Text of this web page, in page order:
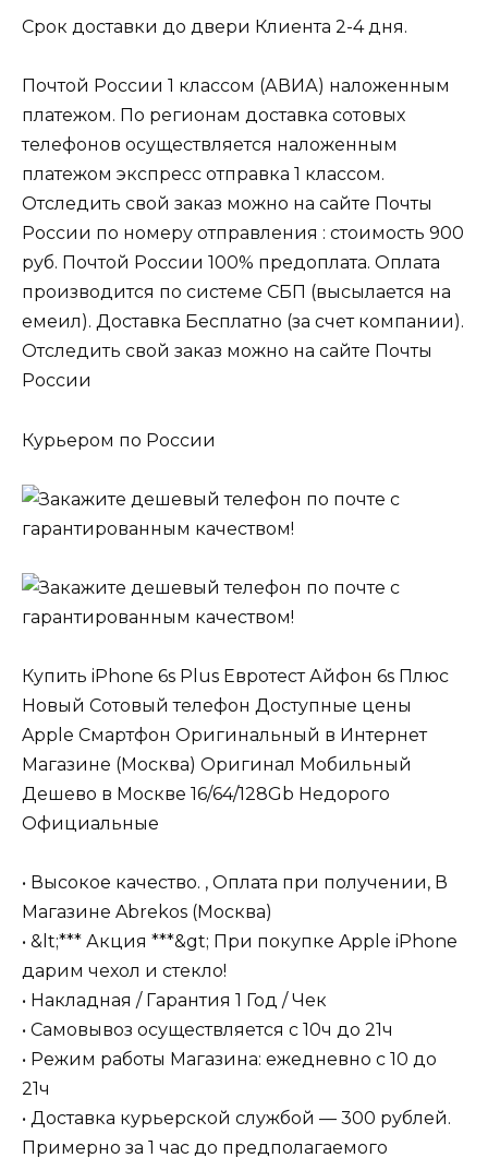
Срок доставки до двери Клиента 2-4 дня.
Почтой России 1 классом (АВИА) наложенным
платежом. По регионам доставка сотовых
телефонов осуществляется наложенным
платежом экспресс отправка 1 классом.
Отследить свой заказ можно на сайте Почты
России по номеру отправления : стоимость 900
руб. Почтой России 100% предоплата. Оплата
производится по системе СБП (высылается на
емеил). Доставка Бесплатно (за счет компании).
Отследить свой заказ можно на сайте Почты
России
Курьером по России
Купить iPhone 6s Plus Евротест Айфон 6s Плюс
Новый Сотовый телефон Доступные цены
Apple Смартфон Оригинальный в Интернет
Магазине (Москва) Оригинал Мобильный
Дешево в Москве 16/64/128Gb Недорого
Официальные
• Высокое качество. , Оплата при получении, В
Магазине Abrekos (Москва)
• &lt;*** Акция ***&gt; При покупке Apple iPhone
дарим чехол и стекло!
• Накладная / Гарантия 1 Год / Чек
• Самовывоз осуществляется с 10ч до 21ч
• Режим работы Магазина: ежедневно с 10 до
21ч
• Доставка курьерской службой — 300 рублей.
Примерно за 1 час до предполагаемого